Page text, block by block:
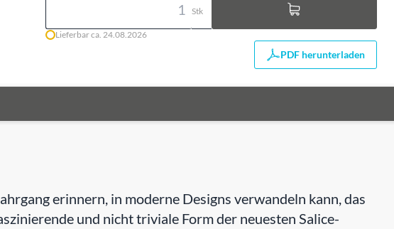
Stk
Lieferbar ca. 24.08.2026
PDF herunterladen
erinnern, in moderne Designs verwandeln kann, das
und nicht triviale Form der neuesten Salice-